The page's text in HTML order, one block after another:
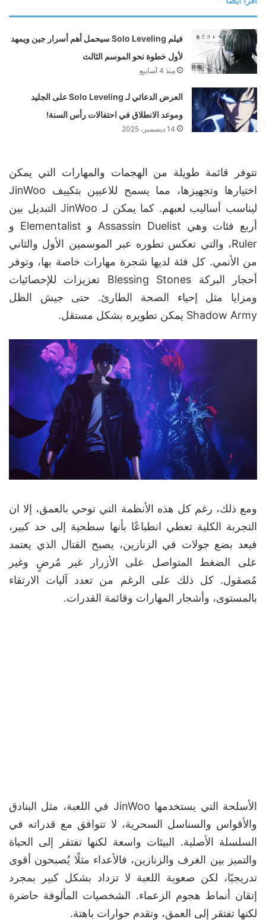
فيلم Solo Leveling سيحمل أهم أسرار جين ويمهد
لأول خطوة نحو الموسم الثالث
منذ 4 أسابيع
العرض الدعائي لـ Solo Leveling على الجليد
وموعد الانطلاق في احتفالات رأس السنة!
14 ديسمبر، 2025
تتوفر قائمة طويلة من الهجمات والمهارات التي يمكن
اختيارها وتجهيزها، مما يسمح للاعبين بتكييف JinWoo
ليناسب أساليب لعبهم. كما يمكن لـ JinWoo التبديل بين
أربع فئات وهي Assassin Duelist و Elementalist و
Ruler، والتي تعكس تطوره عبر الموسمين الأول والثاني
من الأنمي. كل فئة لديها شجرة مهارات خاصة بها، وتوفر
أحجار البركة Blessing Stones تعزيزات للإحصائيات
ومزايا مثل إحياء الصحة الطارئ. حتى جيش الظل
Shadow Army يمكن تطويره بشكل مستقل.
ومع ذلك، رغم كل هذه الأنظمة التي توحي بالعمق، إلا ان
التجربة الكلية تعطي انطباعًا بأنها سطحية إلى حد كبير،
فبعد بضع جولات في الزنازين، يصبح القتال الذي يعتمد
على الضغط المتواصل على الأزرار غير مُرضٍ وغير
مُصقول. كل ذلك على الرغم من تعدد آليات الارتقاء
بالمستوى، وأشجار المهارات وقائمة القدرات.
الأسلحة التي يستخدمها JinWoo في اللعبة، مثل البنادق
والأقواس والسناسل السحرية، لا تتوافق مع قدراته في
السلسلة الأصلية. البيئات واسعة لكنها تفتقر إلى الحياة
والتميز بين الغرف والزنازين، فالأعداء مثلًا يُصبحون أقوى
تدريجيًا، لكن صعوبة اللعبة لا تزداد بشكل كبير بمجرد
إتقان أنماط هجوم الزعماء. الشخصيات المألوفة حاضرة
لكنها تفتقر إلى العمق، وتقدم حوارات باهتة.